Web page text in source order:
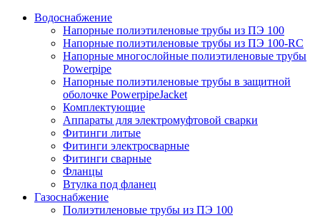
Водоснабжение
Напорные полиэтиленовые трубы из ПЭ 100
Напорные полиэтиленовые трубы из ПЭ 100-RC
Напорные многослойные полиэтиленовые трубы
Powerpipe
Напорные полиэтиленовые трубы в защитной
оболочке PowerpipeJacket
Комплектующие
Аппараты для электромуфтовой сварки
Фитинги литые
Фитинги электросварные
Фитинги сварные
Фланцы
Втулка под фланец
Газоснабжение
Полиэтиленовые трубы из ПЭ 100